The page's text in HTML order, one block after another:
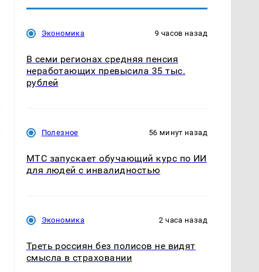
Экономика 9 часов назад
В семи регионах средняя пенсия
неработающих превысила 35 тыс.
рублей
Полезное 56 минут назад
МТС запускает обучающий курс по ИИ
для людей с инвалидностью
Экономика 2 часа назад
Треть россиян без полисов не видят
смысла в страховании